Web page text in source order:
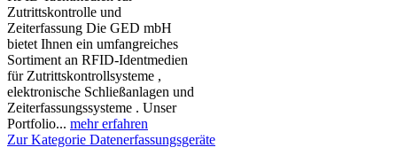
Zutrittskontrolle und
Zeiterfassung Die GED mbH
bietet Ihnen ein umfangreiches
Sortiment an RFID-Identmedien
für Zutrittskontrollsysteme ,
elektronische Schließanlagen und
Zeiterfassungssysteme . Unser
Portfolio... mehr erfahren
Zur Kategorie Datenerfassungsgeräte